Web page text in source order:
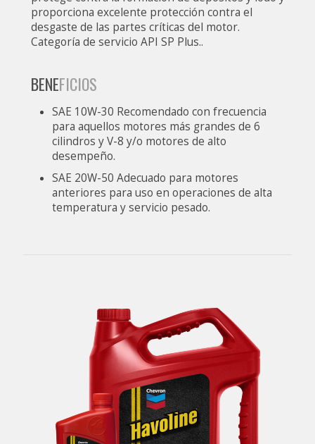
proporciona excelente protección contra el
desgaste de las partes críticas del motor.
Categoría de servicio API SP Plus..
BENEFICIOS
SAE 10W-30 Recomendado con frecuencia
para aquellos motores más grandes de 6
cilindros y V-8 y/o motores de alto
desempeño.
SAE 20W-50 Adecuado para motores
anteriores para uso en operaciones de alta
temperatura y servicio pesado.